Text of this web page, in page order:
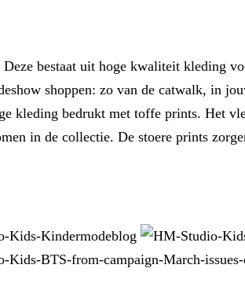
bestaat uit hoge kwaliteit kleding
shoppen: zo van de catwalk, in
kleding bedrukt met toffe prints. Het
in de collectie. De stoere prints